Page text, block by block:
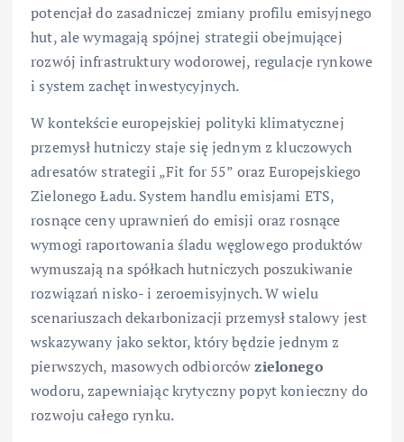
potencjał do zasadniczej zmiany profilu emisyjnego
hut, ale wymagają spójnej strategii obejmującej
rozwój infrastruktury wodorowej, regulacje rynkowe
i system zachęt inwestycyjnych.
W kontekście europejskiej polityki klimatycznej
przemysł hutniczy staje się jednym z kluczowych
adresatów strategii „Fit for 55” oraz Europejskiego
Zielonego Ładu. System handlu emisjami ETS,
rosnące ceny uprawnień do emisji oraz rosnące
wymogi raportowania śladu węglowego produktów
wymuszają na spółkach hutniczych poszukiwanie
rozwiązań nisko- i zeroemisyjnych. W wielu
scenariuszach dekarbonizacji przemysł stalowy jest
wskazywany jako sektor, który będzie jednym z
pierwszych, masowych odbiorcówzielonego
wodoru, zapewniając krytyczny popyt konieczny do
rozwoju całego rynku.